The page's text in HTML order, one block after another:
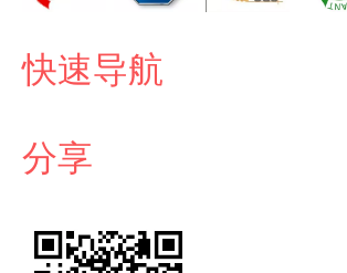
快速导航
分享